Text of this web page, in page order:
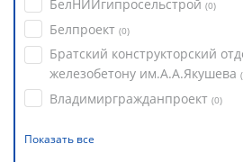
БелНИИгипросельстрой (0)
Белпроект (0)
Братский конструкторский
железобетону им.А.А.Якушева (
Владимиргражданпроект (0)
Показать все